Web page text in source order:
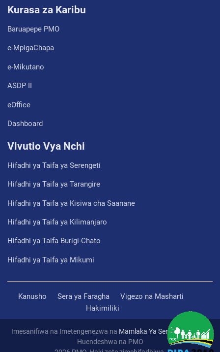
Kurasa za Karibu
Baruapepe PMO
e-MpigaChapa
e-Mikutano
ASDP II
eOffice
Dashboard
Vivutio Vya Nchi
Hifadhi ya Taifa ya Serengeti
Hifadhi ya Taifa ya Tarangire
Hifadhi ya Taifa ya Kisiwa cha Saanane
Hifadhi ya Taifa ya Kilimanjaro
Hifadhi ya Taifa Burigi-Chato
Hifadhi ya Taifa ya Mikumi
Kanusho Sera ya Faragha
Vigezo na Masharti
Hakimiliki
Imesanifiwa na Imetengenezwa na Mamlaka Ya Serikali Mtandao
Huendeshwa na PMO